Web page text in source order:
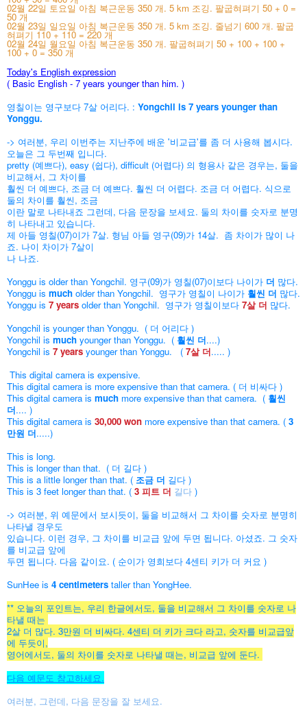
02월 22일 토요일 아침 복근운동 350 개. 5 km 조깅. 팔굽혀펴기 50 + 0 =
50 개
02월 23일 일요일 아침 복근운동 350 개. 5 km 조깅. 줄넘기 600 개. 팔굽
혀펴기 110 + 110 = 220 개
02월 24일 월요일 아침 복근운동 350 개. 팔굽혀펴기 50 + 100 + 100 +
100 + 0 = 350 개
Today's English expression
( Basic English - 7 years younger than him. )
영칠이는 영구보다 7살 어리다. : Yongchil is 7 years younger than
Yonggu.
-> 여러분, 우리 이번주는 지난주에 배운 '비교급'를 좀 더 사용해 봅시다.
오늘은 그 두번째 입니다.
pretty (예쁘다), easy (쉽다), difficult (어렵다) 의 형용사 같은 경우는, 둘을
비교해서, 그 차이를
훨씬 더 예쁘다, 조금 더 예쁘다. 훨씬 더 어렵다. 조금 더 어렵다. 식으로
둘의 차이를 훨씬, 조금
이란 말로 나타내죠 그런데, 다음 문장을 보세요. 둘의 차이를 숫자로 분명
히 나타내고 있습니다.
제 아들 영칠(07)이가 7살. 형님 아들 영구(09)가 14살. 좀 차이가 많이 나
죠. 나이 차이가 7살이
나 나죠.
Yonggu is older than Yongchil. 영구(09)가 영칠(07)이보다 나이가 더 많다.
Yonggu is much older than Yongchil. 영구가 영칠이 나이가 훨씬 더 많다.
Yonggu is 7 years older than Yongchil. 영구가 영칠이보다 7살 더 많다.
Yongchil is younger than Yonggu. ( 더 어리다 )
Yongchil is much younger than Yonggu. ( 훨씬 더....)
Yongchil is 7 years younger than Yonggu. ( 7살 더..... )
This digital camera is expensive.
This digital camera is more expensive than that camera. ( 더 비싸다 )
This digital camera is much more expensive than that camera. ( 훨씬
더.... )
This digital camera is 30,000 won more expensive than that camera. ( 3
만원 더.....)
This is long.
This is longer than that. ( 더 길다 )
This is a little longer than that. ( 조금 더 길다 )
This is 3 feet longer than that. ( 3 피트 더 길다 )
-> 여러분, 위 예문에서 보시듯이, 둘을 비교해서 그 차이를 숫자로 분명히
나타낼 경우도
있습니다. 이런 경우, 그 차이를 비교급 앞에 두면 됩니다. 아셨죠. 그 숫자
를 비교급 앞에
두면 됩니다. 다음 같이요. ( 순이가 영희보다 4센티 키가 더 커요 )
SunHee is 4 centimeters taller than YongHee.
** 오늘의 포인트는, 우리 한글에서도, 둘을 비교해서 그 차이를 숫자로 나
타낼 때는
2살 더 많다. 3만원 더 비싸다. 4센티 더 키가 크다 라고, 숫자를 비교급앞
에 두듯이,
영어에서도, 둘의 차이를 숫자로 나타낼 때는, 비교급 앞에 둔다.
다음 예문도 참고하세요.
여러분, 그런데, 다음 문장을 잘 보세요.